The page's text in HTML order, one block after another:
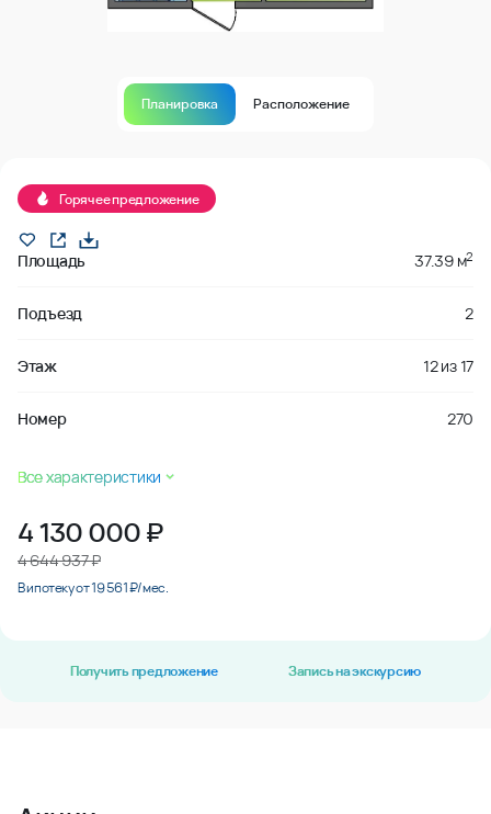
Планировка Расположение
Горячее предложение
Площадь 37.39 м2
Подъезд 2
Этаж 12из17
Номер 270
Все характеристики
4 130 000₽
4 644 937 ₽
В ипотеку от 19 561 ₽/мес.
Получить предложение Запись на экскурсию